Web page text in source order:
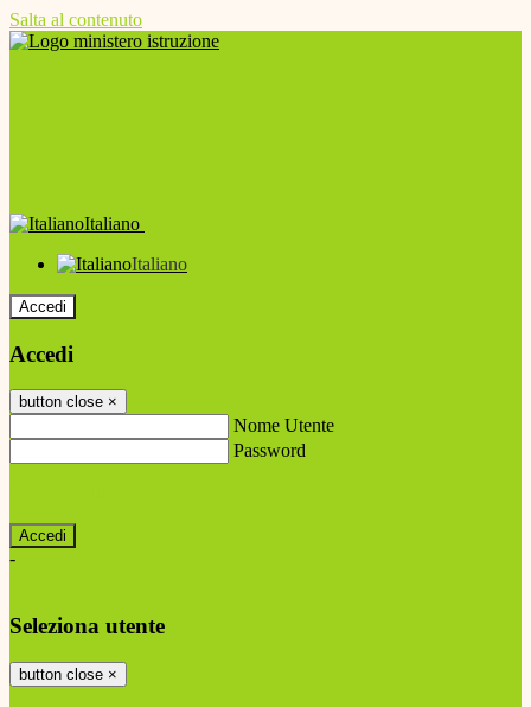
Salta al contenuto
Italiano
Italiano
Accedi
Accedi
button close ×
Nome Utente
Password
-
Seleziona utente
button close ×